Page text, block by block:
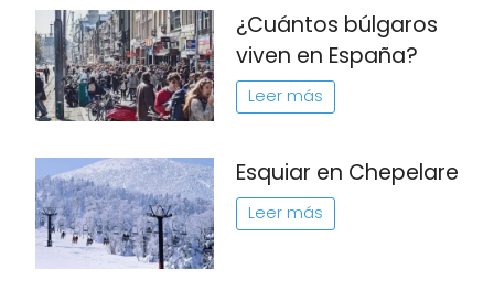
¿Cuántos búlgaros
viven en España?
Leer más
Esquiar en Chepelare
Leer más